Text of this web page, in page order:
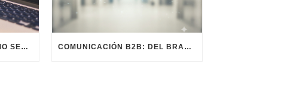
ZERO-CLICK EN B2B: CÓMO SER LA RESPUESTA SIN QUE TE BUSQUEN COMUNICACIÓN B2B: DEL BRANDING A LAS CONEXIONES HUMANAS